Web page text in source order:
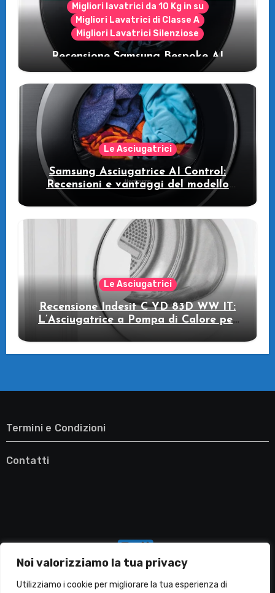
Noi valorizziamo la tua privacy
Utilizziamo i cookie per migliorare la tua esperienza di
Migliori lavatrici da 10 Kg in su
Migliori Lavatrici di Classe A
Migliori Lavatrici Silenziose
Recensione Samsung Bespoke AI
WW11DB7B94GE/U3: la lavatrice
intelligente che fa risparmiare
Le Asciugatrici
Samsung Asciugatrice AI Control:
Recensioni e vantaggi del modello
Le Asciugatrici
Recensione Indesit C YD 83D WW IT:
L’Asciugatrice a Pompa di Calore per
il Tuo Benessere
Termini e Condizioni
Contatti